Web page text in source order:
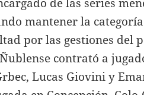
mantener la
por las gestiones del
contrató a
Lucas Giovini y